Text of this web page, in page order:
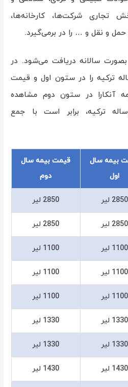
تجاری شرکت‌ها، کارخانه‌ها،
و نقل و … را در برمی‌گیرد.
سالانه دریافت می‌شود. در
ترکیه را در ستون اول و قیمت
آنکارا در ستون دوم مشاهده
ترکیه، برابر است با جمع
بیمه سال
اول
قیمت بیمه سال
دوم
2850 لیر 2850 لیر
2850 لیر 2850 لیر
1100 لیر 1100 لیر
1100 لیر 1100 لیر
1100 لیر 1100 لیر
1330 لیر 1330 لیر
1330 لیر 1330 لیر
1430 لیر 1430 لیر